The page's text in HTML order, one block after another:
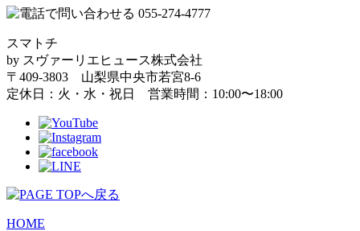
スマトチ
by スヴァーリエヒュース株式会社
〒409-3803 山梨県中央市若宮8-6
定休日：火・水・祝日 営業時間：10:00〜18:00
HOME